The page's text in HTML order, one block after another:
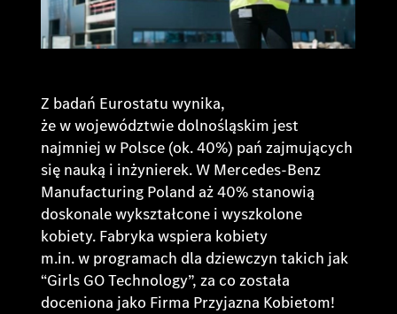
Z badań Eurostatu wynika,
że w województwie dolnośląskim jest
najmniej w Polsce (ok. 40%) pań zajmujących
się nauką i inżynierek. W Mercedes-Benz
Manufacturing Poland aż 40% stanowią
doskonale wykształcone i wyszkolone
kobiety. Fabryka wspiera kobiety
m.in. w programach dla dziewczyn takich jak
“Girls GO Technology”, za co została
doceniona jako Firma Przyjazna Kobietom!